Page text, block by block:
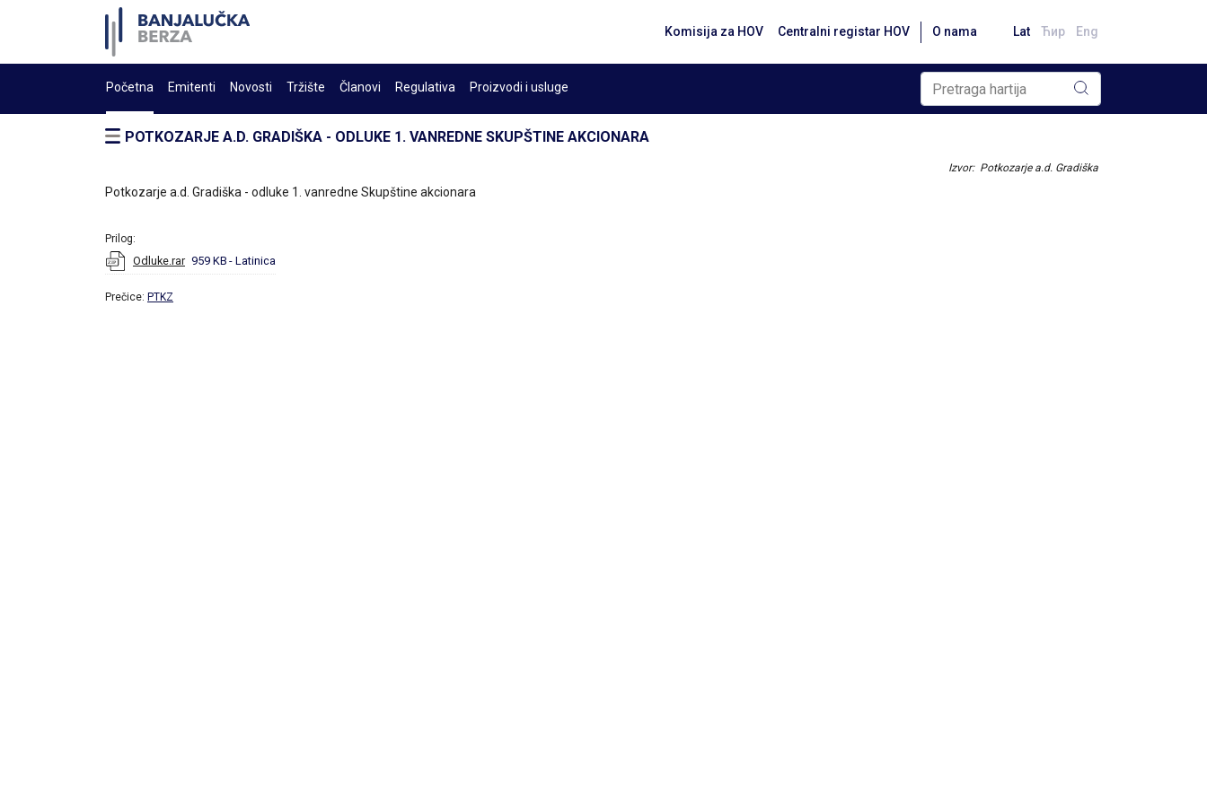
Komisija za HOV Centralni registar HOV O nama Lat Ћир Eng
Početna Emitenti Novosti Tržište Članovi Regulativa Proizvodi i usluge
POTKOZARJE A.D. GRADIŠKA - ODLUKE 1. VANREDNE SKUPŠTINE AKCIONARA
Izvor: Potkozarje a.d. Gradiška
Potkozarje a.d. Gradiška - odluke 1. vanredne Skupštine akcionara
Prilog:
Odluke.rar 959 KB - Latinica
Prečice: PTKZ